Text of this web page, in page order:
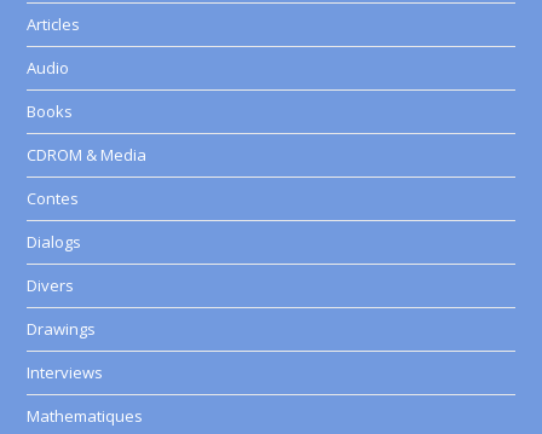
Articles
Audio
Books
CDROM & Media
Contes
Dialogs
Divers
Drawings
Interviews
Mathematiques